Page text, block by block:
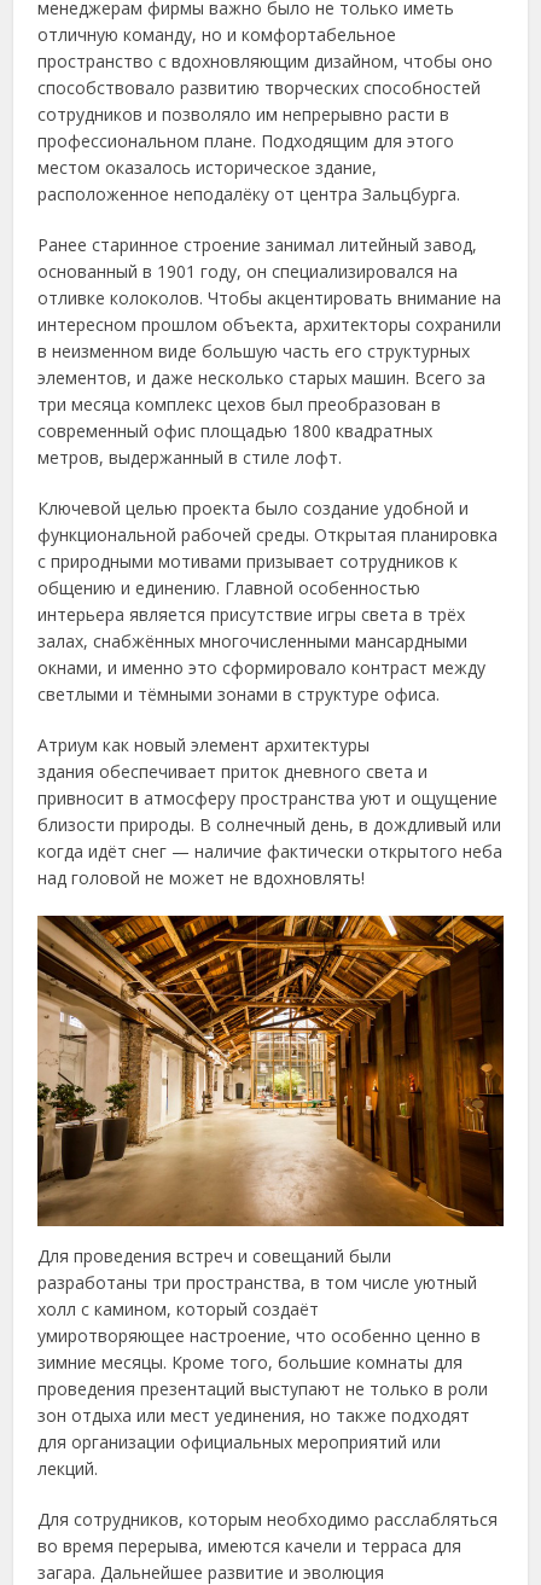
менеджерам фирмы важно было не только иметь
отличную команду, но и комфортабельное
пространство с вдохновляющим дизайном, чтобы оно
способствовало развитию творческих способностей
сотрудников и позволяло им непрерывно расти в
профессиональном плане. Подходящим для этого
местом оказалось историческое здание,
расположенное неподалёку от центра Зальцбурга.
Ранее старинное строение занимал литейный завод,
основанный в 1901 году, он специализировался на
отливке колоколов. Чтобы акцентировать внимание на
интересном прошлом объекта, архитекторы сохранили
в неизменном виде большую часть его структурных
элементов, и даже несколько старых машин. Всего за
три месяца комплекс цехов был преобразован в
современный офис площадью 1800 квадратных
метров, выдержанный в стиле лофт.
Ключевой целью проекта было создание удобной и
функциональной рабочей среды. Открытая планировка
с природными мотивами призывает сотрудников к
общению и единению. Главной особенностью
интерьера является присутствие игры света в трёх
залах, снабжённых многочисленными мансардными
окнами, и именно это сформировало контраст между
светлыми и тёмными зонами в структуре офиса.
Атриум как новый элемент архитектуры
здания обеспечивает приток дневного света и
привносит в атмосферу пространства уют и ощущение
близости природы. В солнечный день, в дождливый или
когда идёт снег — наличие фактически открытого неба
над головой не может не вдохновлять!
Для проведения встреч и совещаний были
разработаны три пространства, в том числе уютный
холл с камином, который создаёт
умиротворяющее настроение, что особенно ценно в
зимние месяцы. Кроме того, большие комнаты для
проведения презентаций выступают не только в роли
зон отдыха или мест уединения, но также подходят
для организации официальных мероприятий или
лекций.
Для сотрудников, которым необходимо расслабляться
во время перерыва, имеются качели и терраса для
загара. Дальнейшее развитие и эволюция